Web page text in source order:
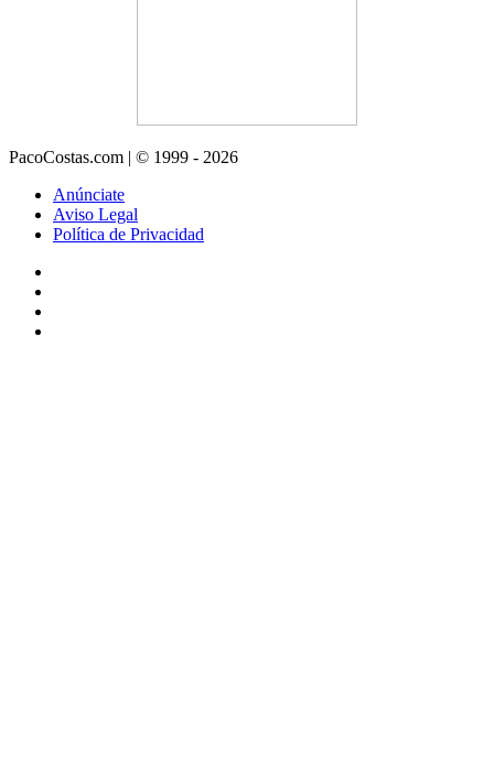
PacoCostas.com | © 1999 - 2026
Anúnciate
Aviso Legal
Política de Privacidad